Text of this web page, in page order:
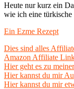
Heute nur kurz ein
wie ich eine türkische
Ein Ezme Rezept
Dies sind alles
Amazon Affiliate
Hier geht es zu
Hier kannst du mir
Hier kannst du mir